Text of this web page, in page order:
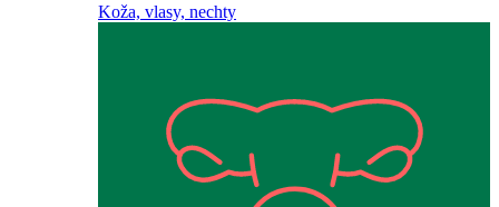
Koža, vlasy, nechty